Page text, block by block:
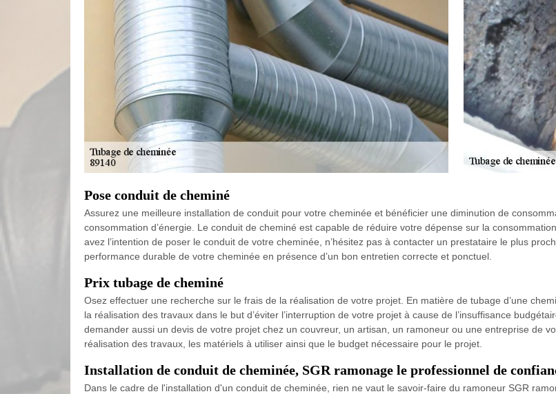
Pose conduit de cheminé
Assurez une meilleure installation de conduit pour votre cheminée et bénéficier une diminution de
consommation d’énergie. Le conduit de cheminé est capable de réduire votre dépense sur la
avez l’intention de poser le conduit de votre cheminée, n’hésitez pas à contacter un prestataire le plus
performance durable de votre cheminée en présence d’un bon entretien correcte et ponctuel.
Prix tubage de cheminé
Osez effectuer une recherche sur le frais de la réalisation de votre projet. En matière de tubage d’une
la réalisation des travaux dans le but d’éviter l’interruption de votre projet à cause de l’insuffisance
demander aussi un devis de votre projet chez un couvreur, un artisan, un ramoneur ou une entreprise de
réalisation des travaux, les matériels à utiliser ainsi que le budget nécessaire pour le projet.
Installation de conduit de cheminée, SGR ramonage le professionnel de
Dans le cadre de l'installation d'un conduit de cheminée, rien ne vaut le savoir-faire du ramoneur SGR